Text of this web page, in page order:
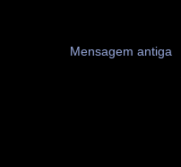
Mensagem antiga